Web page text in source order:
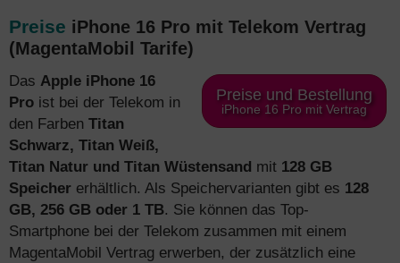
Preise iPhone 16 Pro mit Telekom Vertrag
(MagentaMobil Tarife)
Preise und Bestellung
iPhone 16 Pro mit Vertrag
Das Apple iPhone 16
Pro ist bei der Telekom in
den Farben Titan
Schwarz, Titan Weiß,
Titan Natur und Titan Wüstensand mit 128 GB
Speicher erhältlich. Als Speichervarianten gibt es 128
GB, 256 GB oder 1 TB. Sie können das Top-
Smartphone bei der Telekom zusammen mit einem
MagentaMobil Vertrag erwerben, der zusätzlich eine